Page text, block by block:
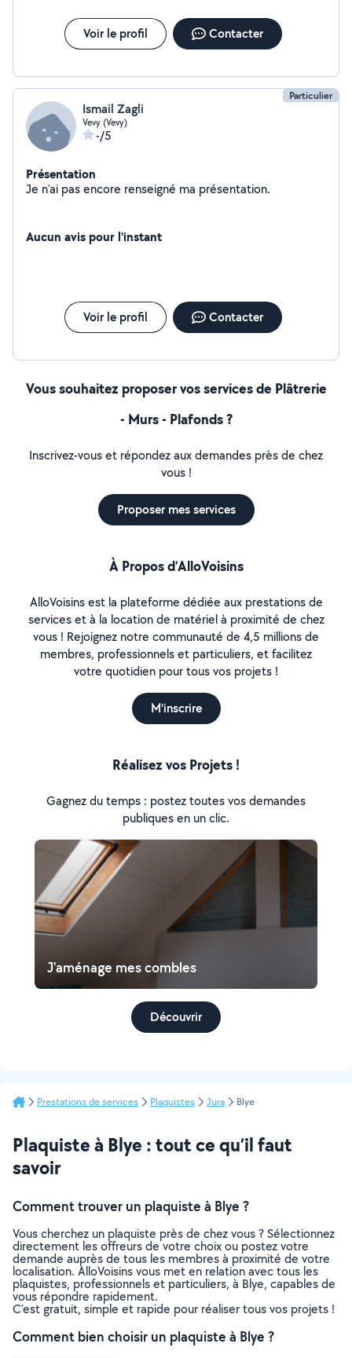
Voir le profil Contacter
Particulier
Ismail Zagli
Vevy (Vevy)
-/5
Présentation
Je n'ai pas encore renseigné ma présentation.
Aucun avis pour l'instant
Voir le profil Contacter
Vous souhaitez proposer vos services de Plâtrerie
- Murs - Plafonds ?
Inscrivez-vous et répondez aux demandes près de chez
vous !
Proposer mes services
À Propos d’AlloVoisins
AlloVoisins est la plateforme dédiée aux prestations de
services et à la location de matériel à proximité de chez
vous ! Rejoignez notre communauté de 4,5 millions de
membres, professionnels et particuliers, et facilitez
votre quotidien pour tous vos projets !
M'inscrire
Réalisez vos Projets !
Gagnez du temps : postez toutes vos demandes
publiques en un clic.
J'aménage mes combles
Découvrir
Prestations de services Plaquistes Jura Blye
Plaquiste à Blye : tout ce qu’il faut
savoir
Comment trouver un plaquiste à Blye ?
Vous cherchez un plaquiste près de chez vous ? Sélectionnez
directement les offreurs de votre choix ou postez votre
demande auprès de tous les membres à proximité de votre
localisation. AlloVoisins vous met en relation avec tous les
plaquistes, professionnels et particuliers, à Blye, capables de
vous répondre rapidement.
C’est gratuit, simple et rapide pour réaliser tous vos projets !
Comment bien choisir un plaquiste à Blye ?